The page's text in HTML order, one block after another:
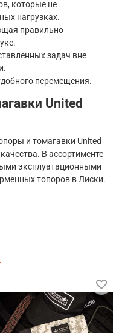
которые не
нагрузках.
правильно
задач вне
перемещения.
United
и томагавки United
В ассортименте
эксплуатационными
топоров в Лиски.